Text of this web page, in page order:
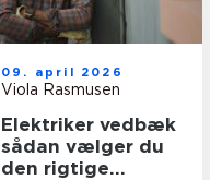
09. april 2026
Viola Rasmusen
Elektriker vedbæk
sådan vælger du
den rigtige